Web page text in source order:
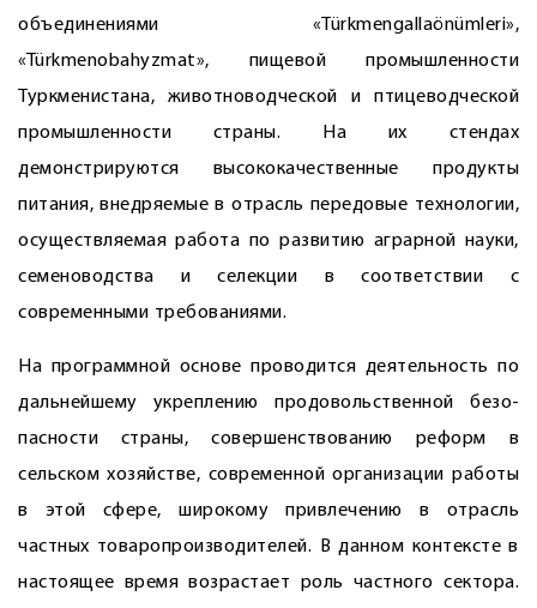
объединения­ми «Türkmengallaönümleri»,
«Türkmenobahyzmat», пищевой промышленности
Туркменистана, животноводческой и птицеводческой
промышленности страны. На их стендах
демонстрируются высококачественные продукты
питания, внедряемые в отрасль передовые технологии,
осуществляемая работа по развитию аграрной науки,
семеноводства и селекции в соответствии с
современными требованиями.
На программной основе проводится деятельность по
дальнейшему укреплению продовольственной безо­
пасности страны, совершенствованию реформ в
сельском хозяйстве, современной организации работы
в этой сфере, широкому привлечению в отрасль
частных товаропроизводителей. В данном контексте в
настоящее время возрастает роль частного сектора.